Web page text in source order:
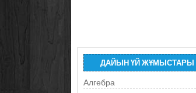
ДАЙЫН ҮЙ ЖҰМЫСТАРЫ
Алгебра